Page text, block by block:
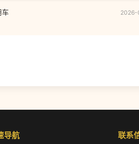
车 2026-
导航 联系